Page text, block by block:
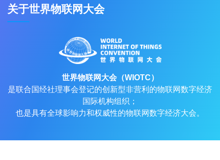
关于世界物联网大会
世界物联网大会（WIOTC）
是联合国经社理事会登记的创新型非营利的物联网数字经济
国际机构组织；
也是具有全球影响力和权威性的物联网数字经济大会。